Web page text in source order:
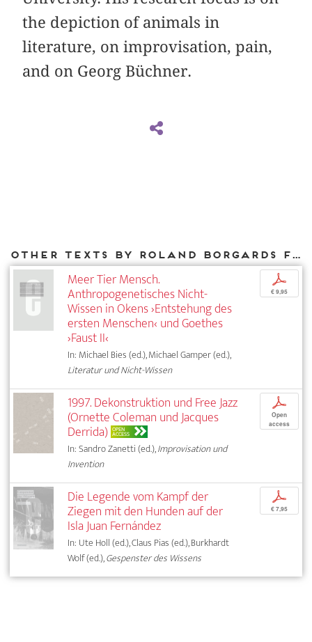
the depiction of animals in
literature, on improvisation, pain,
and on Georg Büchner.
Other texts by Roland Borgards for DIAPHANES
Meer Tier Mensch.
Anthropogenetisches Nicht-
Wissen in Okens ›Entstehung des
ersten Menschen‹ und Goethes
›Faust II‹
In: Michael Bies (ed.), Michael Gamper (ed.),
Literatur und Nicht-Wissen
p
€ 9,95
1997. Dekonstruktion und Free Jazz
(Ornette Coleman und Jacques
Derrida) OPEN
ACCESS
In: Sandro Zanetti (ed.),Improvisation und
Invention
p
Open
access
Die Legende vom Kampf der
Ziegen mit den Hunden auf der
Isla Juan Fernández
In: Ute Holl (ed.), Claus Pias (ed.), Burkhardt
Wolf (ed.),Gespenster des Wissens
p
€ 7,95